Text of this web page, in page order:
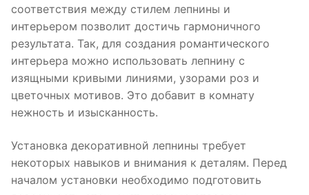
соответствия между стилем лепнины и
интерьером позволит достичь гармоничного
результата. Так, для создания романтического
интерьера можно использовать лепнину с
изящными кривыми линиями, узорами роз и
цветочных мотивов. Это добавит в комнату
нежность и изысканность.
Установка декоративной лепнины требует
некоторых навыков и внимания к деталям. Перед
началом установки необходимо подготовить